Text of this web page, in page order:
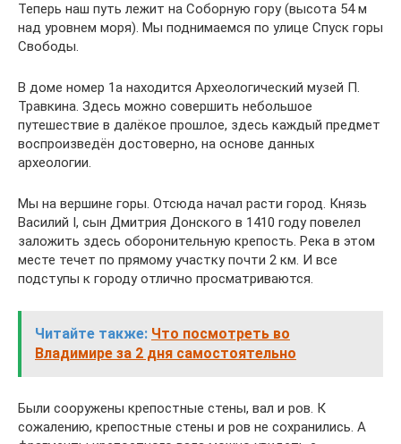
Теперь наш путь лежит на Соборную гору (высота 54 м
над уровнем моря). Мы поднимаемся по улице Спуск горы
Свободы.
В доме номер 1а находится Археологический музей П.
Травкина. Здесь можно совершить небольшое
путешествие в далёкое прошлое, здесь каждый предмет
воспроизведён достоверно, на основе данных
археологии.
Мы на вершине горы. Отсюда начал расти город. Князь
Василий I, сын Дмитрия Донского в 1410 году повелел
заложить здесь оборонительную крепость. Река в этом
месте течет по прямому участку почти 2 км. И все
подступы к городу отлично просматриваются.
Читайте также: Что посмотреть во
Владимире за 2 дня самостоятельно
Были сооружены крепостные стены, вал и ров. К
сожалению, крепостные стены и ров не сохранились. А